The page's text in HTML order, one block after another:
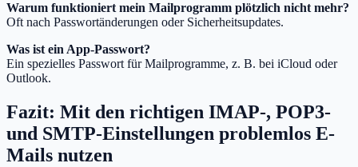
Warum funktioniert mein Mailprogramm plötzlich nicht mehr?
Oft nach Passwortänderungen oder Sicherheitsupdates.
Was ist ein App-Passwort?
Ein spezielles Passwort für Mailprogramme, z. B. bei iCloud oder
Outlook.
Fazit: Mit den richtigen IMAP-, POP3-
und SMTP-Einstellungen problemlos E-
Mails nutzen